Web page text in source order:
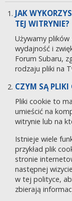
JAK
TEJ WITRYNIE?
Używamy
wydajność i
Forum Subaru,
rodzaju pliki na
CZYM SĄ PLIKI
Pliki cookie to
umieścić na
witrynie lub na
Istnieje wiele
przykład plik
stronie
następnej
w tej polityce,
zbierają